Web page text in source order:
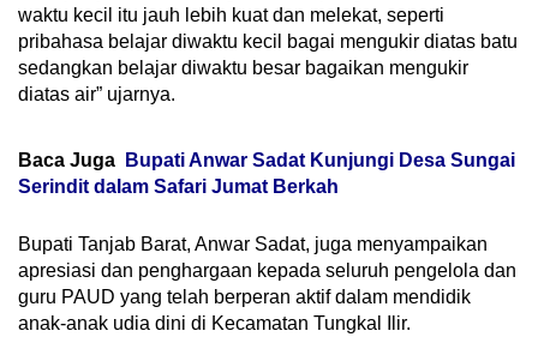
waktu kecil itu jauh lebih kuat dan melekat, seperti
pribahasa belajar diwaktu kecil bagai mengukir diatas batu
sedangkan belajar diwaktu besar bagaikan mengukir
diatas air” ujarnya.
Baca Juga
Bupati Anwar Sadat Kunjungi Desa Sungai
Serindit dalam Safari Jumat Berkah
Bupati Tanjab Barat, Anwar Sadat, juga menyampaikan
apresiasi dan penghargaan kepada seluruh pengelola dan
guru PAUD yang telah berperan aktif dalam mendidik
anak-anak udia dini di Kecamatan Tungkal Ilir.